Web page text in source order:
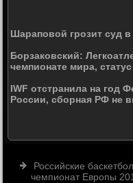
Шараповой грозит суд
Борзаковский:
чемпионате мира,
IWF отстранила на год
России, сборная РФ не
Российские
чемпионат Европы